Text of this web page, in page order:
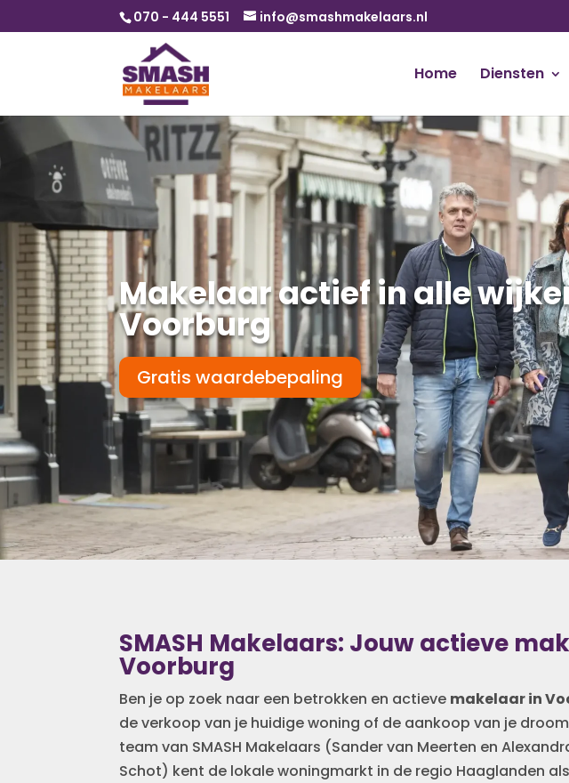
070 - 444 5551 info@smashmakelaars.nl
Home Diensten
Makelaar actief in alle
Voorburg
Gratis waardebepaling
SMASH Makelaars: Jouw actieve
Voorburg
Ben je op zoek naar een betrokken en actieve makelaar in
de verkoop van je huidige woning of de aankoop van je
team van SMASH Makelaars (Sander van Meerten en
Schot) kent de lokale woningmarkt in de regio Haaglanden